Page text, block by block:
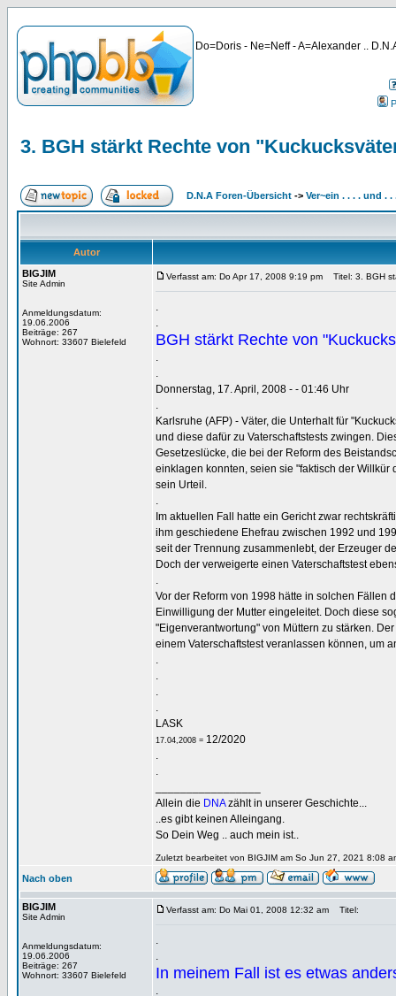
Do=Doris - Ne=Neff - A=Alexander ..
3. BGH stärkt Rechte von
D.N.A Foren-Übersicht -> Ver~ein . . . . und . .
Autor
BIGJIM
Site Admin
Anmeldungsdatum:
19.06.2006
Beiträge: 267
Wohnort: 33607 Bielefeld
Verfasst am: Do Apr 17, 2008 9:19 pm Titel: 3. BGH
.
.
BGH stärkt Rechte von
.
.
Donnerstag, 17. April, 2008 - - 01:46 Uhr
.
Karlsruhe (AFP) - Väter, die Unterhalt für
und diese dafür zu Vaterschaftstests zwingen.
Gesetzeslücke, die bei der Reform des
einklagen konnten, seien sie "faktisch der
sein Urteil.
.
Im aktuellen Fall hatte ein Gericht zwar
ihm geschiedene Ehefrau zwischen 1992 und
seit der Trennung zusammenlebt, der Erzeuger
Doch der verweigerte einen Vaterschaftstest
.
Vor der Reform von 1998 hätte in solchen Fällen
Einwilligung der Mutter eingeleitet. Doch diese
"Eigenverantwortung" von Müttern zu stärken.
einem Vaterschaftstest veranlassen können, um
.
.
.
.
LASK
17.04,2008 = 12/2020
.
.
Allein die DNAzählt in unserer Geschichte...
..es gibt keinen Alleingang.
So Dein Weg .. auch mein ist..
Zuletzt bearbeitet von BIGJIM am So Jun 27, 2021 8:08
Nach oben
BIGJIM
Site Admin
Anmeldungsdatum:
19.06.2006
Beiträge: 267
Wohnort: 33607 Bielefeld
Verfasst am: Do Mai 01, 2008 12:32 am Titel:
.
.
In meinem Fall ist es etwas
.